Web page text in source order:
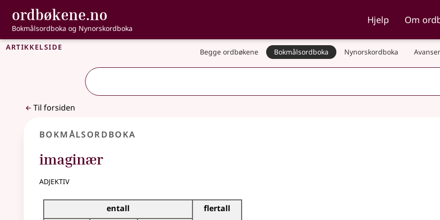
Gå til hovedinnhold
Tilgjengelighet
ordbøkene.no , Bokmålsordboka og Nynorskordboka
Bokmålsordboka og Nynorskordboka
Hjelp Om
Artikkelside Begge ordbøkene Bokmålsordboka Nynorskordboka
Til forsiden
Bokmålsordboka
imaginær
adjektiv
Bøyingstabell for dette adjektivet
entall
flertall